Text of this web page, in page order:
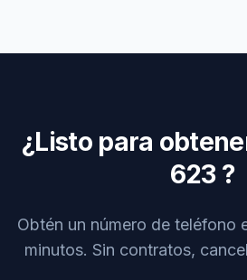
¿Listo para
623 ?
Obtén un número de teléfono
minutos. Sin contratos,